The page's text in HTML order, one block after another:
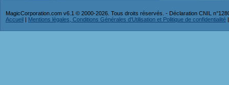
MagicCorporation.com v6.1 © 2000-2026. Tous droits réservés. - Déclaration CNIL
Accueil | Mentions légales, Conditions Générales d'Utilisation et Politique de confidentialité